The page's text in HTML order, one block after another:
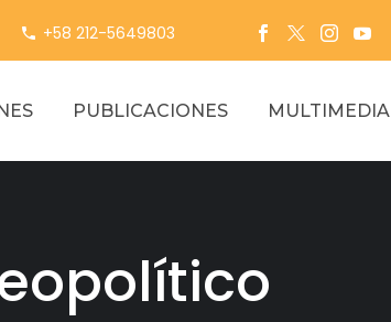
+58 212-5649803
PUBLICACIONES MULTIMEDIA